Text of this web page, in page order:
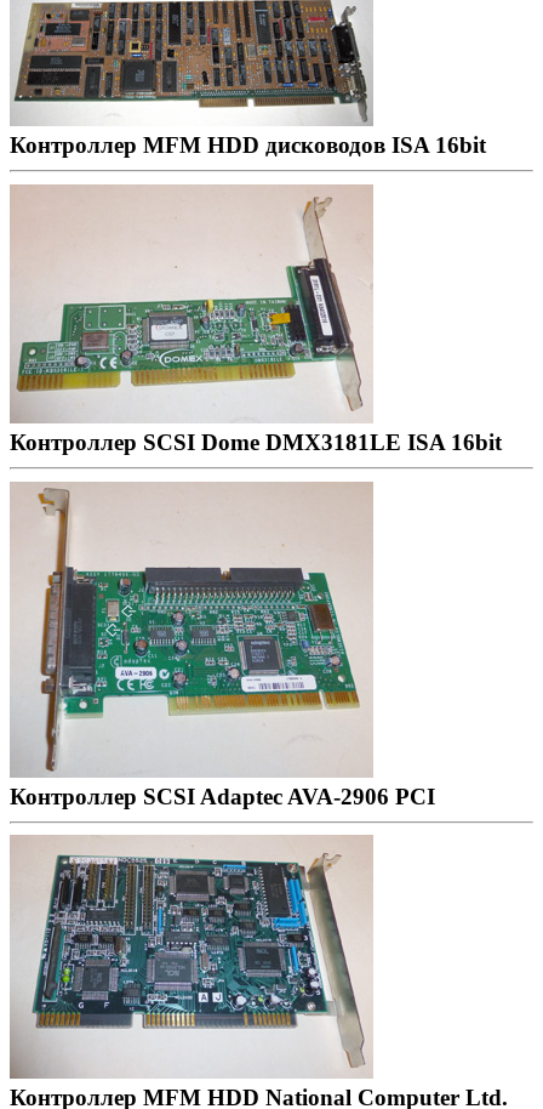
Контроллер MFM HDD дисководов ISA 16bit
Контроллер SCSI Dome DMX3181LE ISA 16bit
Контроллер SCSI Adaptec AVA-2906 PCI
Контроллер MFM HDD National Computer Ltd.